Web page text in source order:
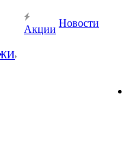
Акции
Новости